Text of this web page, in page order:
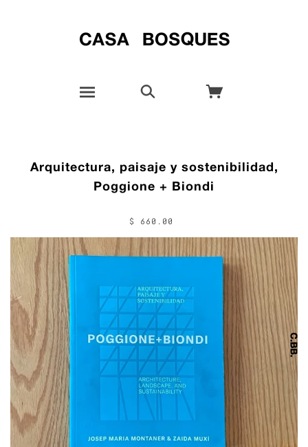
Arquitectura, paisaje y sostenibilidad,
Poggione + Biondi
$ 660.00